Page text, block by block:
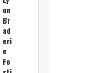
on
Br
ad
eri
e
Fe